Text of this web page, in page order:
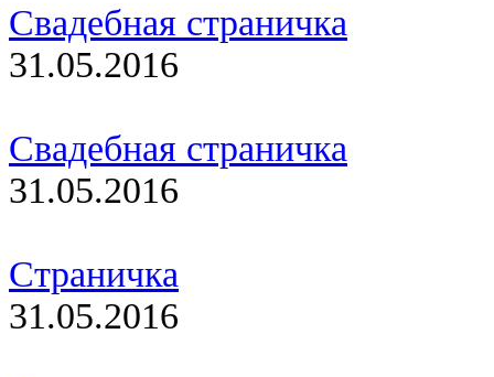
Свадебная страничка
31.05.2016
Свадебная страничка
31.05.2016
Страничка
31.05.2016